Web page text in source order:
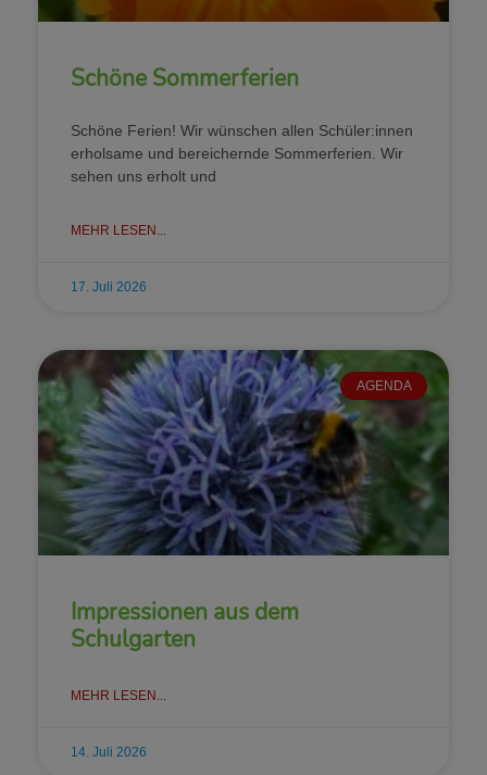
Schöne Sommerferien
Schöne Ferien! Wir wünschen allen Schüler:innen
erholsame und bereichernde Sommerferien. Wir
sehen uns erholt und
MEHR LESEN...
17. Juli 2026
AGENDA
Impressionen aus dem
Schulgarten
MEHR LESEN...
14. Juli 2026